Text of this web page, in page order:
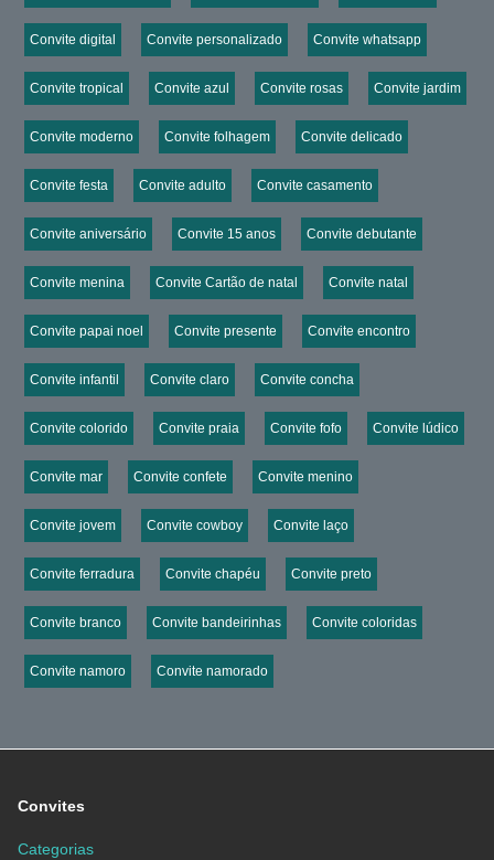
Convite digital Convite personalizado Convite whatsapp
Convite tropical Convite azul Convite rosas Convite jardim
Convite moderno Convite folhagem Convite delicado
Convite festa Convite adulto Convite casamento
Convite aniversário Convite 15 anos Convite debutante
Convite menina Convite Cartão de natal Convite natal
Convite papai noel Convite presente Convite encontro
Convite infantil Convite claro Convite concha
Convite colorido Convite praia Convite fofo Convite lúdico
Convite mar Convite confete Convite menino
Convite jovem Convite cowboy Convite laço
Convite ferradura Convite chapéu Convite preto
Convite branco Convite bandeirinhas Convite coloridas
Convite namoro Convite namorado
Convites
Categorias